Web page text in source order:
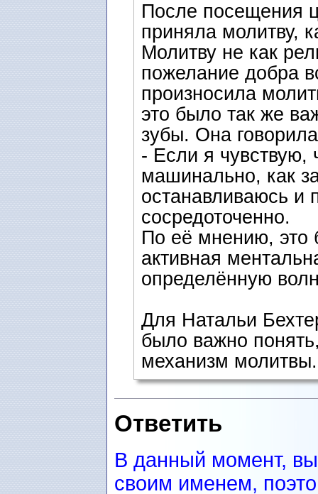
После посещения
приняла молитву,
Молитву не как
пожелание добра
произносила
это было так же
зубы. Она
- Если я чувствую,
машинально, как
останавливаюсь и
сосредоточенно.
По её мнению, это
активная
определённую
Для Натальи
было важно
механизм молитвы.
Ответить
В данный момент,
своим именем,